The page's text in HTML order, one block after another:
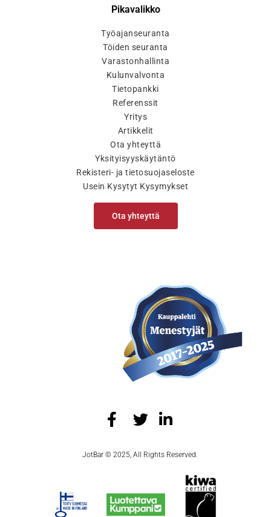
Pikavalikko
Työajanseuranta
Töiden seuranta
Varastonhallinta
Kulunvalvonta
Tietopankki
Referenssit
Yritys
Artikkelit
Ota yhteyttä
Yksityisyyskäytäntö
Rekisteri- ja tietosuojaseloste
Usein Kysytyt Kysymykset
Ota yhteyttä
JotBar © 2025, All Rights Reserved.